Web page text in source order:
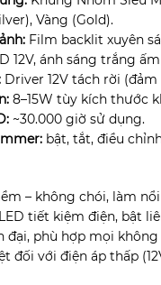
Vàng (Gold).
Film backlit xuyên
12V, ánh sáng trắng
Driver 12V tách rời
8–15W tùy kích thước
~30.000 giờ sử dụng.
bật, tắt, điều
– không chói, làm
tiết kiệm điện, bật
đại, phù hợp mọi
đối với điện áp thấp